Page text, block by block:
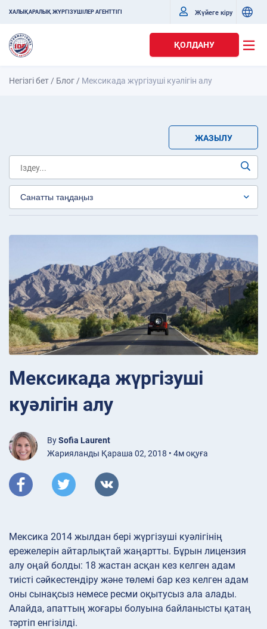
ХАЛЫҚАРАЛЫҚ ЖҮРГІЗУШІЛЕР АГЕНТТІГІ Жүйеге кіру
ҚОЛДАНУ
Негізгі бет / Блог / Мексикада жүргізуші куәлігін алу
ЖАЗЫЛУ
Мексикада жүргізуші
куәлігін алу
BySofia Laurent
Жарияланды Қараша 02, 2018 • 4м оқуға
Мексика 2014 жылдан бері жүргізуші куәлігінің
ережелерін айтарлықтай жаңартты. Бұрын лицензия
алу оңай болды: 18 жастан асқан кез келген адам
тиісті сәйкестендіру және төлемі бар кез келген адам
оны сынақсыз немесе ресми оқытусыз ала алады.
Алайда, апаттың жоғары болуына байланысты қатаң
тәртіп енгізілді.